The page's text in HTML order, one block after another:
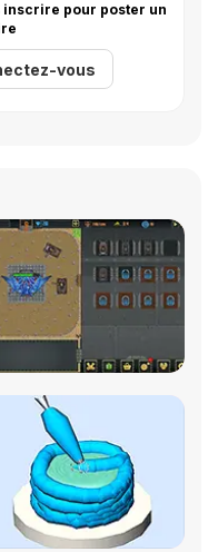
inscrire pour poster un
vous